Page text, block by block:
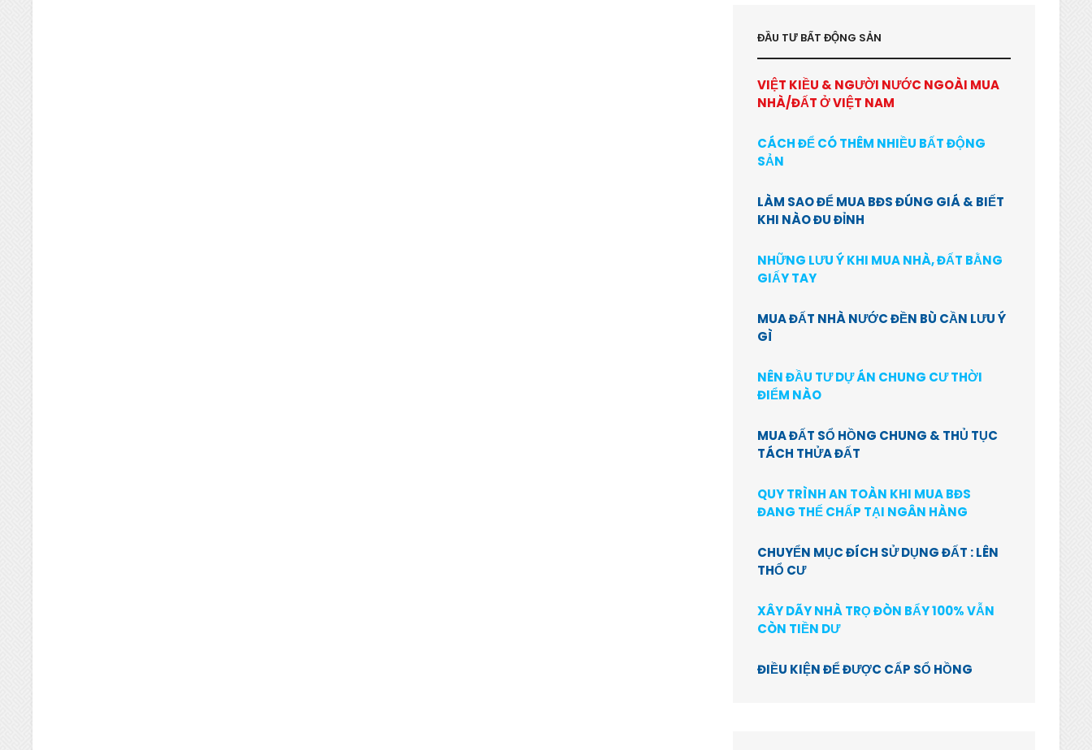
ĐẦU TƯ BẤT ĐỘNG SẢN
VIỆT KIỀU & NGƯỜI NƯỚC NGOÀI MUA
NHÀ/ĐẤT Ở VIỆT NAM
CÁCH ĐỂ CÓ THÊM NHIỀU BẤT ĐỘNG
SẢN
LÀM SAO ĐỂ MUA BĐS ĐÚNG GIÁ & BIẾT
KHI NÀO ĐU ĐỈNH
NHỮNG LƯU Ý KHI MUA NHÀ, ĐẤT BẰNG
GIẤY TAY
MUA ĐẤT NHÀ NƯỚC ĐỀN BÙ CẦN LƯU Ý
GÌ
NÊN ĐẦU TƯ DỰ ÁN CHUNG CƯ THỜI
ĐIỂM NÀO
MUA ĐẤT SỔ HỒNG CHUNG & THỦ TỤC
TÁCH THỬA ĐẤT
QUY TRÌNH AN TOÀN KHI MUA BĐS
ĐANG THẾ CHẤP TẠI NGÂN HÀNG
CHUYỂN MỤC ĐÍCH SỬ DỤNG ĐẤT : LÊN
THỔ CƯ
XÂY DÃY NHÀ TRỌ ĐÒN BẨY 100% VẪN
CÒN TIỀN DƯ
ĐIỀU KIỆN ĐỂ ĐƯỢC CẤP SỔ HỒNG